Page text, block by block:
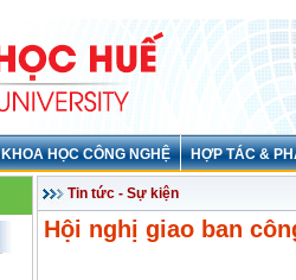
KHOA HỌC CÔNG NGHỆ HỢP TÁC &
Tin tức - Sự kiện
Hội nghị giao ban